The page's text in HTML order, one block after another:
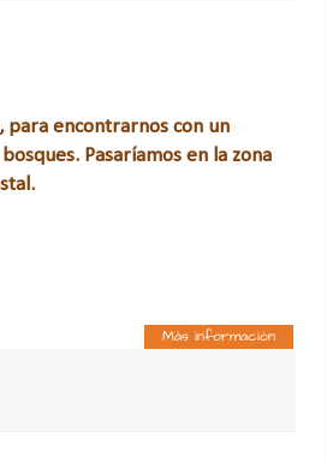
para encontrarnos con un
Pasaríamos en la zona
Más información